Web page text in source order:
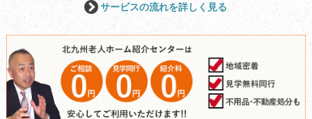
サービスの流れを詳しく見る